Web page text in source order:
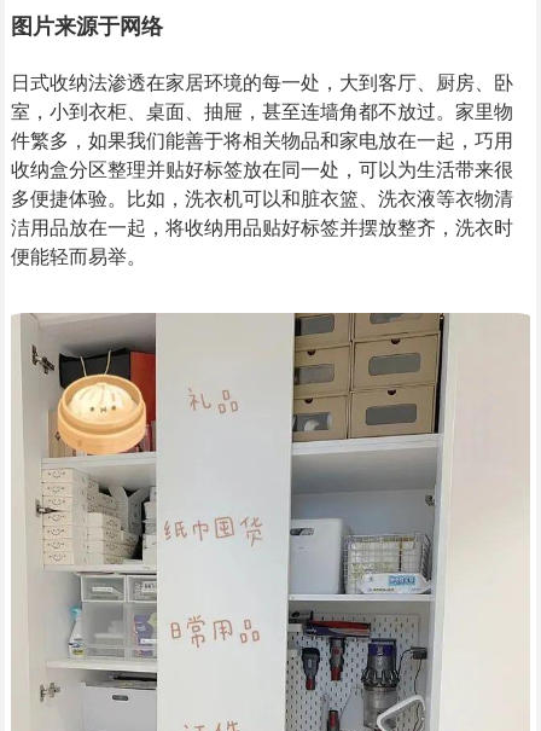
图片来源于网络
日式收纳法渗透在家居环境的每一处，大到客厅、厨房、卧
室，小到衣柜、桌面、抽屉，甚至连墙角都不放过。家里物
件繁多，如果我们能善于将相关物品和家电放在一起，巧用
收纳盒分区整理并贴好标签放在同一处，可以为生活带来很
多便捷体验。比如，洗衣机可以和脏衣篮、洗衣液等衣物清
洁用品放在一起，将收纳用品贴好标签并摆放整齐，洗衣时
便能轻而易举。